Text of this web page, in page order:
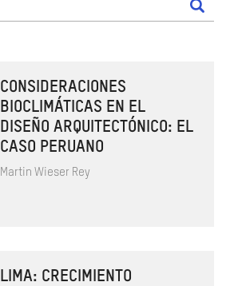
CONSIDERACIONES
BIOCLIMÁTICAS EN EL
DISEÑO ARQUITECTÓNICO: EL
CASO PERUANO
Martin Wieser Rey
LIMA: CRECIMIENTO